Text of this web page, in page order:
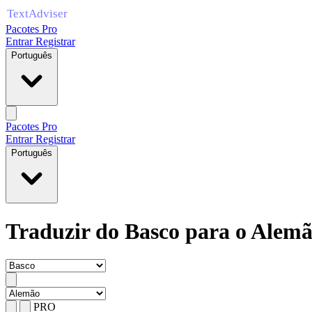
Pacotes Pro
EntrarRegistrar
Português
Pacotes Pro
EntrarRegistrar
Português
Traduzir do Basco para o
PRO